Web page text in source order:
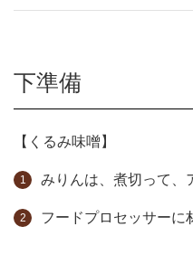
下準備
【くるみ味噌】
みりんは、煮切って、
フードプロセッサーに